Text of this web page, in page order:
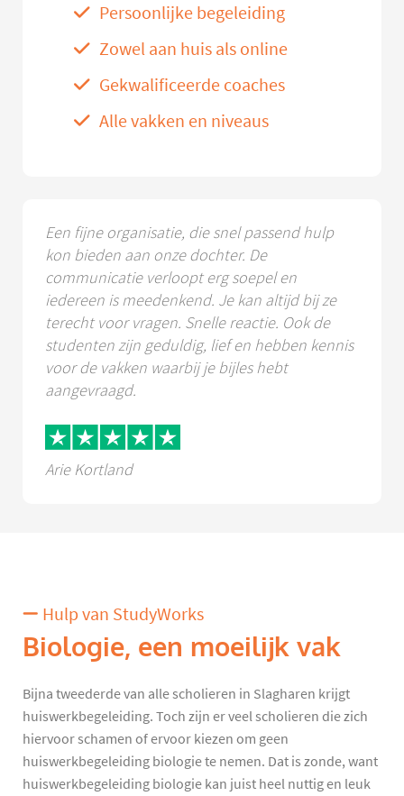
Persoonlijke begeleiding
Zowel aan huis als online
Gekwalificeerde coaches
Alle vakken en niveaus
Een fijne organisatie, die snel passend hulp
kon bieden aan onze dochter. De
communicatie verloopt erg soepel en
iedereen is meedenkend. Je kan altijd bij ze
terecht voor vragen. Snelle reactie. Ook de
studenten zijn geduldig, lief en hebben kennis
voor de vakken waarbij je bijles hebt
aangevraagd.
Arie Kortland
Hulp van StudyWorks
Biologie, een moeilijk vak
Bijna tweederde van alle scholieren in Slagharen krijgt
huiswerkbegeleiding. Toch zijn er veel scholieren die zich
hiervoor schamen of ervoor kiezen om geen
huiswerkbegeleiding biologie te nemen. Dat is zonde, want
huiswerkbegeleiding biologie kan juist heel nuttig en leuk